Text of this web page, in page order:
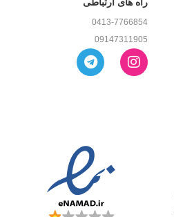
0413-7766854
09147311905